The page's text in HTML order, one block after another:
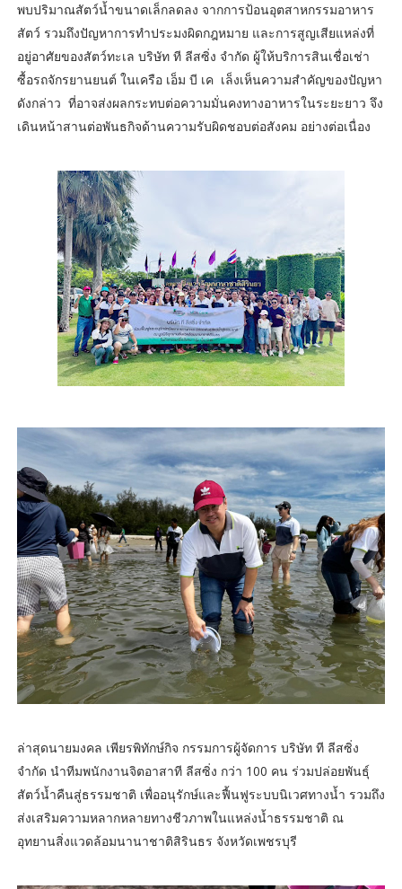
พบปริมาณสัตว์น้ำขนาดเล็กลดลง จากการป้อนอุตสาหกรรมอาหาร
สัตว์ รวมถึงปัญหาการทำประมงผิดกฎหมาย และการสูญเสียแหล่งที่
อยู่อาศัยของสัตว์ทะเล บริษัท ที ลีสซิ่ง จำกัด ผู้ให้บริการสินเชื่อเช่า
ซื้อรถจักรยานยนต์ ในเครือ เอ็ม บี เค เล็งเห็นความสำคัญของปัญหา
ดังกล่าว ที่อาจส่งผลกระทบต่อความมั่นคงทางอาหารในระยะยาว จึง
เดินหน้าสานต่อพันธกิจด้านความรับผิดชอบต่อสังคม อย่างต่อเนื่อง
ล่าสุดนายมงคล เพียรพิทักษ์กิจ กรรมการผู้จัดการ บริษัท ที ลีสซิ่ง
จำกัด นำทีมพนักงานจิตอาสาที ลีสซิ่ง กว่า 100 คน ร่วมปล่อยพันธุ์
สัตว์น้ำคืนสู่ธรรมชาติ เพื่ออนุรักษ์และฟื้นฟูระบบนิเวศทางน้ำ รวมถึง
ส่งเสริมความหลากหลายทางชีวภาพในแหล่งน้ำธรรมชาติ ณ
อุทยานสิ่งแวดล้อมนานาชาติสิรินธร จังหวัดเพชรบุรี